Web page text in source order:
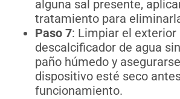
alguna sal presente,
tratamiento para
Paso 7: Limpiar el exterior
descalcificador de agua
paño húmedo y
dispositivo esté seco
funcionamiento.